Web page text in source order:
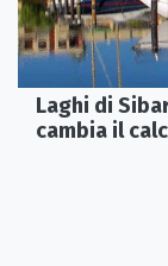
Laghi di
cambia il